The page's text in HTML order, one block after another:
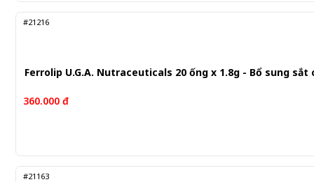
#21216
Ferrolip U.G.A. Nutraceuticals 20 ống x 1.8g - Bổ sung sắt
360.000 đ
#21163